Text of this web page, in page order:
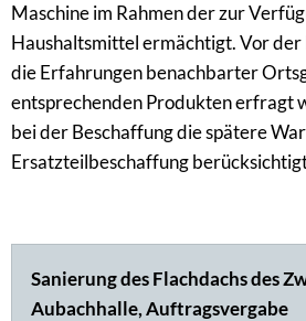
Maschine im Rahmen der zur
Haushaltsmittel ermächtigt. Vor der
die Erfahrungen benachbarter
entsprechenden Produkten erfragt
bei der Beschaffung die spätere
Ersatzteilbeschaffung
Sanierung des Flachdachs des
Aubachhalle, Auftragsvergabe